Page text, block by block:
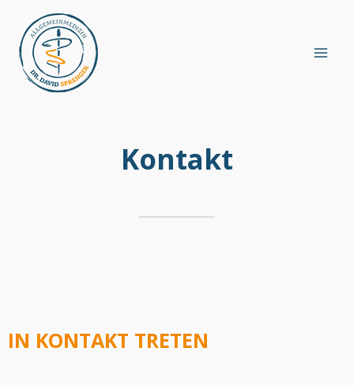
Kontakt
IN KONTAKT TRETEN